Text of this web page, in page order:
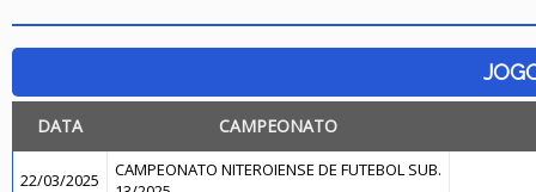
DATA CAMPEONATO
22/03/2025
CAMPEONATO NITEROIENSE DE FUTEBOL SUB.